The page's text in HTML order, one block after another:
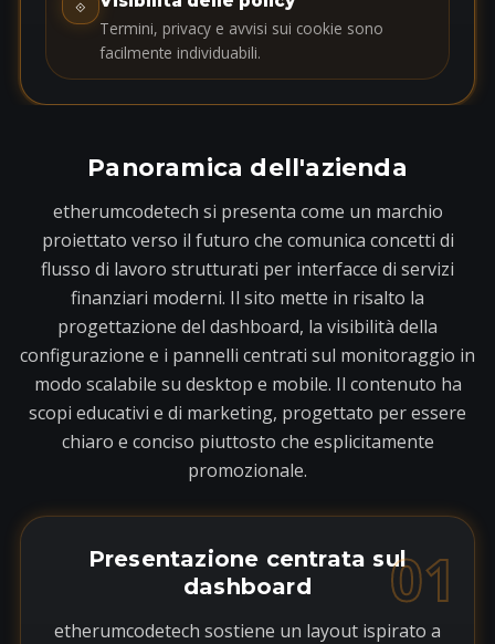
⟐
Termini, privacy e avvisi sui cookie sono
facilmente individuabili.
Panoramica dell'azienda
etherumcodetech si presenta come un marchio
proiettato verso il futuro che comunica concetti di
flusso di lavoro strutturati per interfacce di servizi
finanziari moderni. Il sito mette in risalto la
progettazione del dashboard, la visibilità della
configurazione e i pannelli centrati sul monitoraggio in
modo scalabile su desktop e mobile. Il contenuto ha
scopi educativi e di marketing, progettato per essere
chiaro e conciso piuttosto che esplicitamente
promozionale.
01
Presentazione centrata sul
dashboard
etherumcodetech sostiene un layout ispirato a